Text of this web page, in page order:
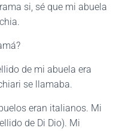
si, sé que mi abuela
de mi abuela era
se llamaba.
eran italianos. Mi
de Di Dio). Mi